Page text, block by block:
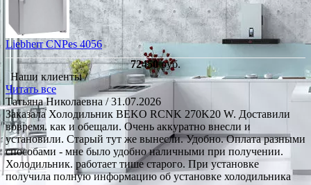
Liebherr CNPes 4056
72450руб.
Наши клиенты /
Читать все
Татьяна Николаевна / 31.07.2026
Заказала Холодильник BEKO RCNK 270K20 W. Доставили
вовремя. как и обещали. Очень аккуратно внесли и
установили. Старый тут же вынесли. Удобно. Оплата разными
способами - мне было удобно наличными при получении.
Холодильник. работает тише старого. При установке
получила полную информацию об установке холодильника